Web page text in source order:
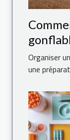
Organiser
une